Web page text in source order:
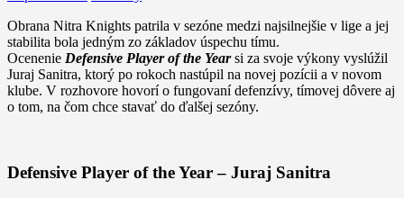
Obrana Nitra Knights patrila v sezóne medzi najsilnejšie v lige a jej
stabilita bola jedným zo základov úspechu tímu.
Ocenenie Defensive Player of the Yearsi za svoje výkony vyslúžil
Juraj Sanitra, ktorý po rokoch nastúpil na novej pozícii a v novom
klube. V rozhovore hovorí o fungovaní defenzívy, tímovej dôvere aj
o tom, na čom chce stavať do ďalšej sezóny.
Defensive Player of the Year – Juraj Sanitra